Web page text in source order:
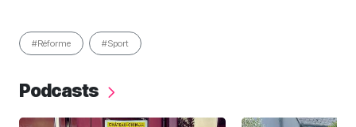
#Réforme #Sport
Podcasts